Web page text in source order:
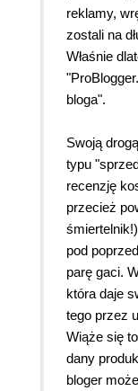
reklamy,
zostali na
Właśnie
bloga".
Swoją
typu
recenzję
przecież
pod
parę gaci.
która daje
tego przez
Wiąże się
dany
bloger